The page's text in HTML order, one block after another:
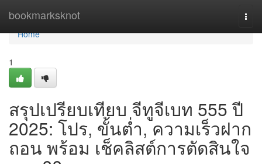
bookmarksknot
Home
Home
1
สรุปเปรียบเทียบ จีทูจีเบท 555 ปี
2025: โปร, ขั้นต่ำ, ความเร็วฝาก
ถอน พร้อม เช็คลิสต์การตัดสินใจ